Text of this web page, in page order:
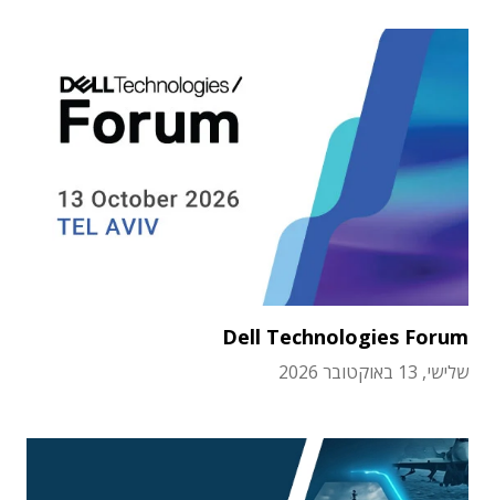
Dell Technologies Forum
שלישי, 13 באוקטובר 2026